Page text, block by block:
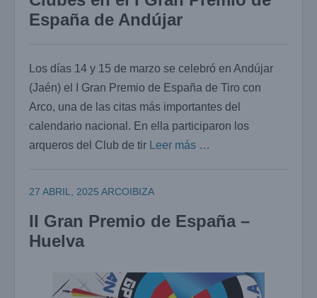
España de Andújar
Los días 14 y 15 de marzo se celebró en Andújar
(Jaén) el I Gran Premio de España de Tiro con
Arco, una de las citas más importantes del
calendario nacional. En ella participaron los
arqueros del Club de tir
Leer más …
27 ABRIL, 2025 ARCOIBIZA
II Gran Premio de España –
Huelva